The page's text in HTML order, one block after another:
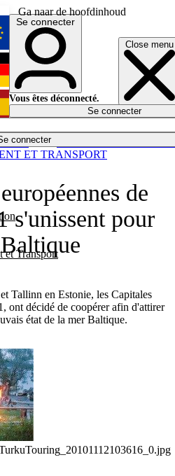
Ga naar de hoofdinhoud
Close menu
connecter
et Transport
English
Deutsch
Español
Se connecter
Vous êtes déconnecté.
Se connecter
de
s'unissent pour
Tallinn en Estonie, les Capitales
ont décidé de coopérer afin d'attirer
état de la mer Baltique.
ET TRANSPORT